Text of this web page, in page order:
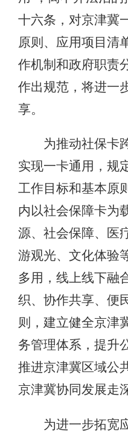
十六条，对京津冀
原则、应用项目清
作机制和政府职责
作出规范，将进一
享。
为推动社保卡跨
实现一卡通用，规
工作目标和基本原
内以社会保障卡为
源、社会保障、医
游观光、文化体验
多用，线上线下融
织、协作共享、便
则，建立健全京津
务管理体系，提升
推进京津冀区域公
京津冀协同发展走
为进一步拓宽应